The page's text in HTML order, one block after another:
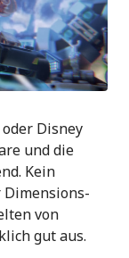
Disney
und die
Kein
Dimensions-
von
gut aus.